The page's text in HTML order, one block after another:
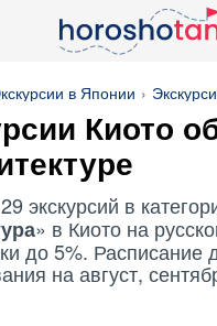
в Японии
Киото
экскурсий в
» в Киото на
до 5%. Расписание
на август,